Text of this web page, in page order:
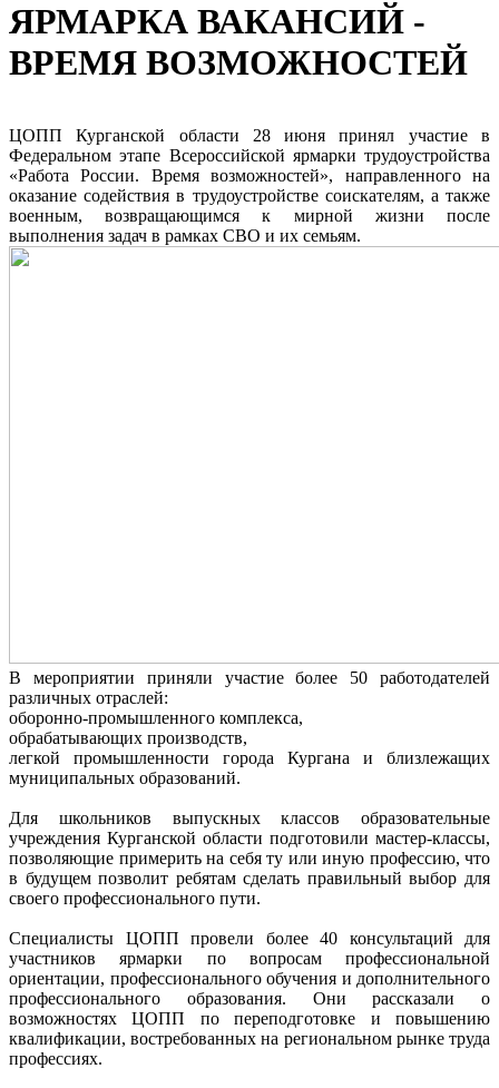
ЯРМАРКА ВАКАНСИЙ -
ВРЕМЯ ВОЗМОЖНОСТЕЙ
ЦОПП Курганской области 28 июня принял участие в
Федеральном этапе Всероссийской ярмарки трудоустройства
«Работа России. Время возможностей», направленного на
оказание содействия в трудоустройстве соискателям, а также
военным, возвращающимся к мирной жизни после
выполнения задач в рамках СВО и их семьям.
В мероприятии приняли участие более 50 работодателей
различных отраслей:
оборонно-промышленного комплекса,
обрабатывающих производств,
легкой промышленности города Кургана и близлежащих
муниципальных образований.
Для школьников выпускных классов образовательные
учреждения Курганской области подготовили мастер-классы,
позволяющие примерить на себя ту или иную профессию, что
в будущем позволит ребятам сделать правильный выбор для
своего профессионального пути.
Специалисты ЦОПП провели более 40 консультаций для
участников ярмарки по вопросам профессиональной
ориентации, профессионального обучения и дополнительного
профессионального образования. Они рассказали о
возможностях ЦОПП по переподготовке и повышению
квалификации, востребованных на региональном рынке труда
профессиях.